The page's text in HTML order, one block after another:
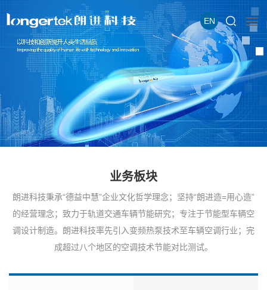
EN
业务板块
朗进科技秉承“德益中慧”企业文化哲学理念；坚持“朗进造=用心造”
的经营理念；致力于轨道交通车辆节能研究；专注于节能型车辆空
调设计制造。朗进科技率先引入变频热泵技术至车辆空调行业；完
成超过八个地区的空调技术节能对比测试。